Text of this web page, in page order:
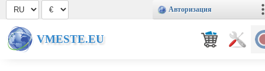
Авторизация
VMESTE.EU